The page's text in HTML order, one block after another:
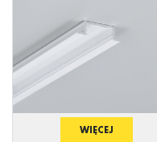
WIĘCEJ